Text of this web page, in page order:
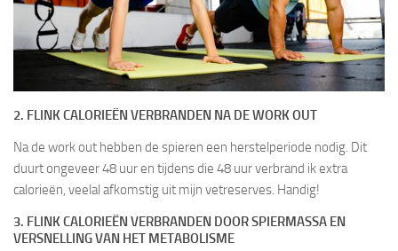
2. FLINK CALORIEËN VERBRANDEN NA DE WORK OUT
Na de work out hebben de spieren een herstelperiode nodig. Dit
duurt ongeveer 48 uur en tijdens die 48 uur verbrand ik extra
calorieën, veelal afkomstig uit mijn vetreserves. Handig!
3. FLINK CALORIEËN VERBRANDEN DOOR SPIERMASSA EN
VERSNELLING VAN HET METABOLISME